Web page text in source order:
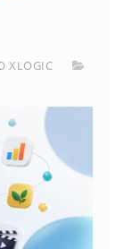
XLOGIC